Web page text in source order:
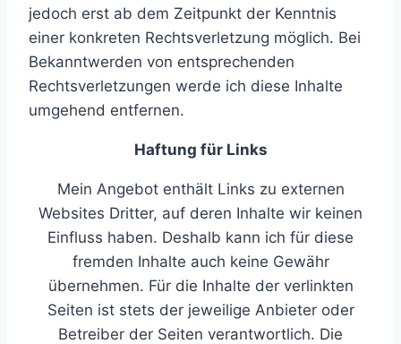
jedoch erst ab dem Zeitpunkt der Kenntnis
einer konkreten Rechtsverletzung möglich. Bei
Bekanntwerden von entsprechenden
Rechtsverletzungen werde ich diese Inhalte
umgehend entfernen.
Haftung für Links
Mein Angebot enthält Links zu externen
Websites Dritter, auf deren Inhalte wir keinen
Einfluss haben. Deshalb kann ich für diese
fremden Inhalte auch keine Gewähr
übernehmen. Für die Inhalte der verlinkten
Seiten ist stets der jeweilige Anbieter oder
Betreiber der Seiten verantwortlich. Die